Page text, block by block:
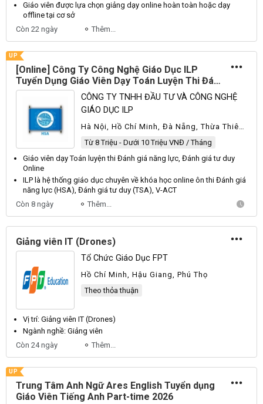
Giáo viên được lựa chọn giảng dạy online hoàn toàn hoặc dạy
offline tại cơ sở
Còn 22 ngày
Thêm...
UP
[Online] Công Ty Công Nghệ Giáo Dục ILP
Tuyển Dụng Giáo Viên Dạy Toán Luyện Thi Đánh
Giá Năng Lực, Đánh Giá Tư Duy Online Part-
time 2026
CÔNG TY TNHH ĐẦU TƯ VÀ CÔNG NGHỆ
GIÁO DỤC ILP
Hà Nội, Hồ Chí Minh, Đà Nẵng, Thừa Thiên
Từ 8 Triệu - Dưới 10 Triệu VNĐ / Tháng
Giáo viên dạyToán luyện thi Đánh giá năng lực, Đánh giá tư duy
Online
ILP là hệ thống giáo dục chuyên về khóa học online ôn thi Đánh giá
năng lực (HSA), Đánh giá tư duy (TSA), V-ACT
Còn 8 ngày
Thêm...
Giảng viên IT (Drones)
Tổ Chức Giáo Dục FPT
Hồ Chí Minh, Hậu Giang, Phú Thọ
Theo thỏa thuận
Vị trí: Giảng viên IT (Drones)
Ngành nghề: Giảng viên
Còn 24 ngày
Thêm...
UP
Trung Tâm Anh Ngữ Ares English Tuyển dụng
Giáo Viên Tiếng Anh Part-time 2026